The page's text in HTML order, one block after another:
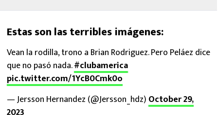
Estas son las terribles imágenes:
Vean la rodilla, trono a Brian Rodriguez. Pero Peláez dice
que no pasó nada.#clubamerica
pic.twitter.com/1YcB0Cmk0o
— Jersson Hernandez (@Jersson_hdz) October 29,